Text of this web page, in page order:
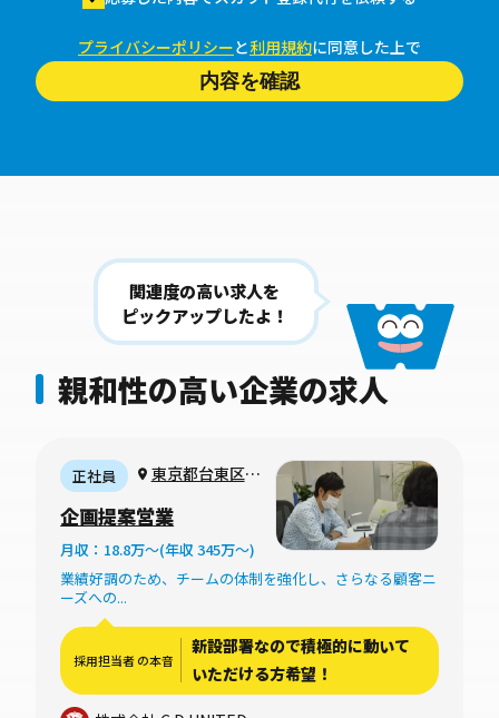
プライバシーポリシーと利用規約に同意した上で
内容を確認
親和性の高い企業の求人
関連度の高い求人を
ピックアップしたよ！
正社員
東京都台東区松
ークメイン週1日
程度の出社やクラ
イアントとの打ち
社あり）
企画提案営業
月収：18.8万〜(年収 345万〜)
業績好調のため、チームの体制を強化し、さらなる顧客ニ
ーズへの...
採用担当者 の本音
新設部署なので積極的に動いて
いただける方希望！